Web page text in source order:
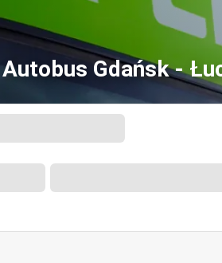
Autobus Gdańsk -